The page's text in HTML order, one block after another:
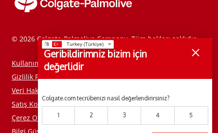
© 2026 Colgate-Palmolive Company. Tüm hakları saklıdır.
Kullanım Koşulları
Gizlilik Politikası
Veri Haklarımı Yönet
Satış Koşulları
Çerez Onay Aracı
Geribildirimniz bizim için
değerlidir
Colgate.com tecrübenizi nasıl değerlendirirsiniz?
1 2 3 4 5